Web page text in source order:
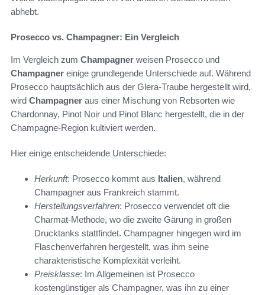
abhebt.
Prosecco vs. Champagner: Ein Vergleich
Im Vergleich zum Champagner weisen Prosecco und
Champagner einige grundlegende Unterschiede auf. Während
Prosecco hauptsächlich aus der Glera-Traube hergestellt wird,
wird Champagner aus einer Mischung von Rebsorten wie
Chardonnay, Pinot Noir und Pinot Blanc hergestellt, die in der
Champagne-Region kultiviert werden.
Hier einige entscheidende Unterschiede:
Herkunft: Prosecco kommt aus Italien, während
Champagner aus Frankreich stammt.
Herstellungsverfahren: Prosecco verwendet oft die
Charmat-Methode, wo die zweite Gärung in großen
Drucktanks stattfindet. Champagner hingegen wird im
Flaschenverfahren hergestellt, was ihm seine
charakteristische Komplexität verleiht.
Preisklasse: Im Allgemeinen ist Prosecco
kostengünstiger als Champagner, was ihn zu einer